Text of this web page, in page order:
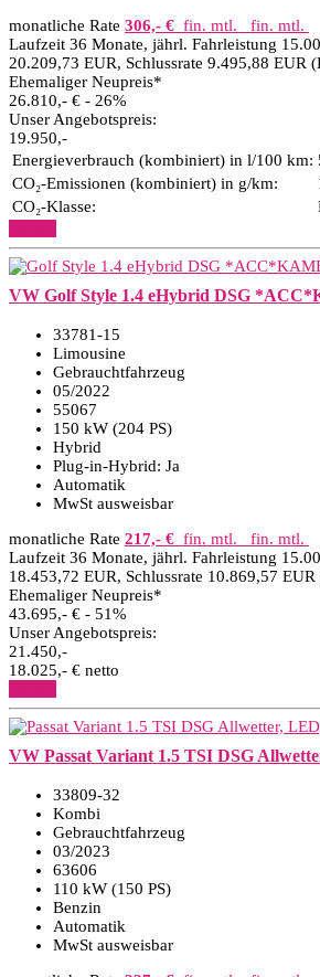
monatliche Rate 306,- € fin. mtl.
fin. mtl.
Laufzeit 36 Monate, jährl. Fahrleistung
20.209,73 EUR, Schlussrate 9.495,88 EUR
Ehemaliger Neupreis*
26.810,- € - 26%
Unser Angebotspreis:
19.950,-
Energieverbrauch (kombiniert) in l/100 km:
CO₂-Emissionen (kombiniert) in g/km:
CO₂-Klasse:
VW Golf Style 1.4 eHybrid DSG
33781-15
Limousine
Gebrauchtfahrzeug
05/2022
55067
150 kW (204 PS)
Hybrid
Plug-in-Hybrid: Ja
Automatik
MwSt ausweisbar
monatliche Rate 217,- € fin. mtl.
fin. mtl.
Laufzeit 36 Monate, jährl. Fahrleistung
18.453,72 EUR, Schlussrate 10.869,57
Ehemaliger Neupreis*
43.695,- € - 51%
Unser Angebotspreis:
21.450,-
18.025,- € netto
VW Passat Variant 1.5 TSI DSG
33809-32
Kombi
Gebrauchtfahrzeug
03/2023
63606
110 kW (150 PS)
Benzin
Automatik
MwSt ausweisbar